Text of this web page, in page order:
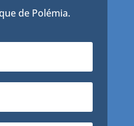
de Polémia.